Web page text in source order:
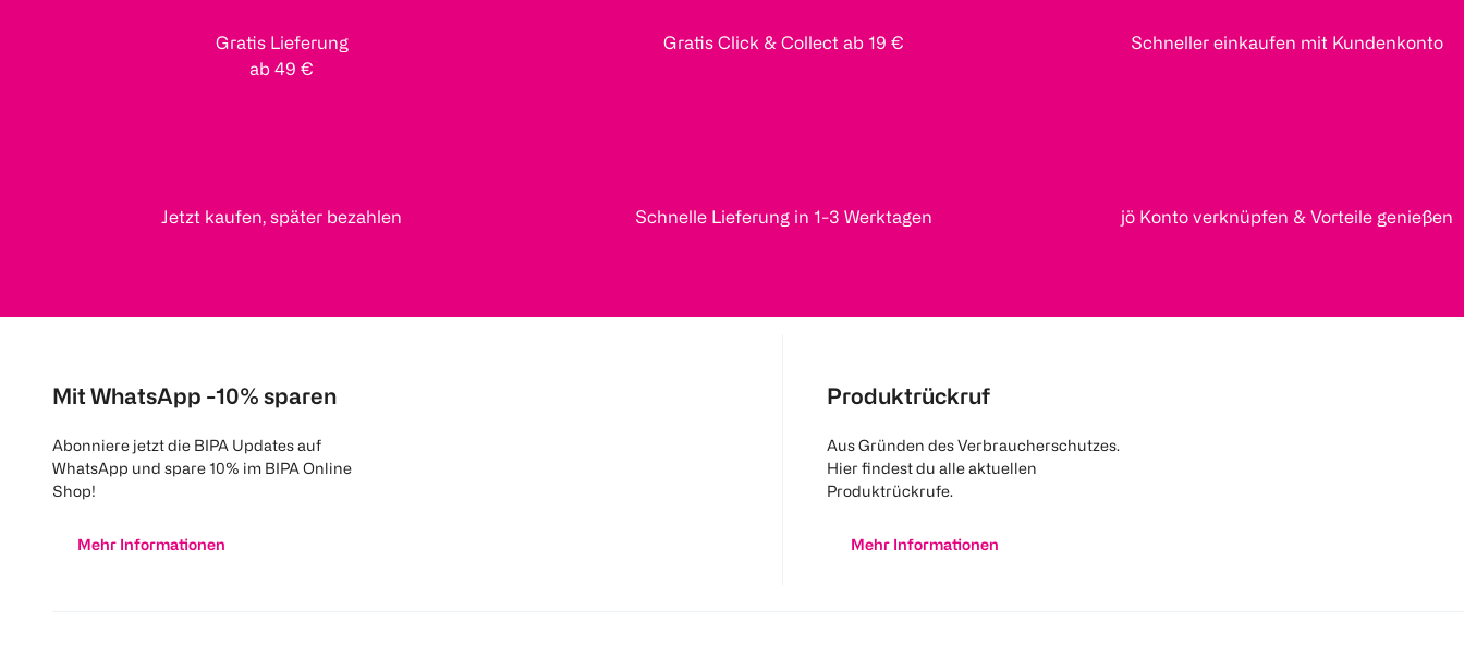
Gratis Lieferung
ab 49 €
Gratis Click & Collect ab 19 € Schneller einkaufen mit Kundenkonto
Jetzt kaufen, später bezahlen Schnelle Lieferung in 1-3 Werktagen jö Konto verknüpfen & Vorteile genießen
Mit WhatsApp -10% sparen
Abonniere jetzt die BIPA Updates auf
WhatsApp und spare 10% im BIPA Online
Shop!
Mehr Informationen
Produktrückruf
Aus Gründen des Verbraucherschutzes.
Hier findest du alle aktuellen
Produktrückrufe.
Mehr Informationen